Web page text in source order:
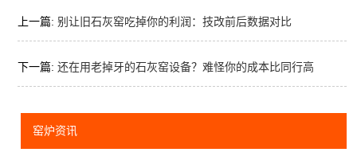
上一篇: 别让旧石灰窑吃掉你的利润：技改前后数据对比
下一篇: 还在用老掉牙的石灰窑设备？难怪你的成本比同行高
窑炉资讯